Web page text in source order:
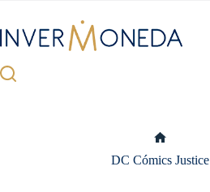
contenido
DC Cómics Justice